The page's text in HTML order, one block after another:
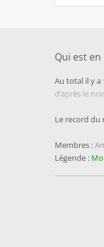
Qui est en
Au total il y a
d’après le
Le record du
Membres :
Légende :